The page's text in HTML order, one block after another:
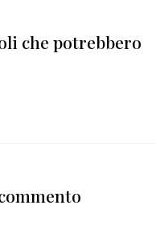
che potrebbero